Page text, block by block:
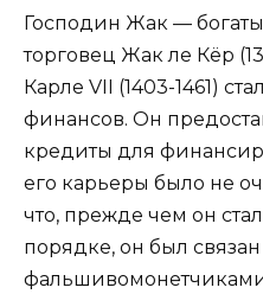
Господин Жак —
торговец Жак ле Кёр
Карле VII (1403-1461)
финансов. Он
кредиты для
его карьеры было не
что, прежде чем он
порядке, он был связан